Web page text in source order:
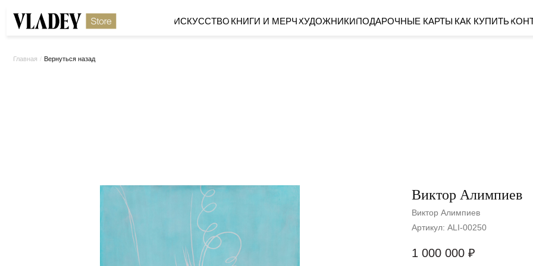
ИСКУССТВОКНИГИ И МЕРЧХУДОЖНИКИПОДАРОЧНЫЕ КАРТЫКАК КУПИТЬ КОНТАКТЫ
Виктор Алимпиев
Виктор Алимпиев
Артикул: ALI-00250
1 000 000 ₽